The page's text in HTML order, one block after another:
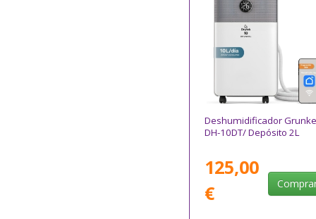
Deshumidificador
DH-10DT/ Depósito 2L
125,00
€